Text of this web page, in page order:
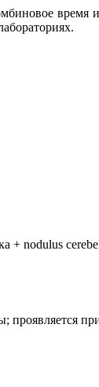
время и
nodulus
проявляется